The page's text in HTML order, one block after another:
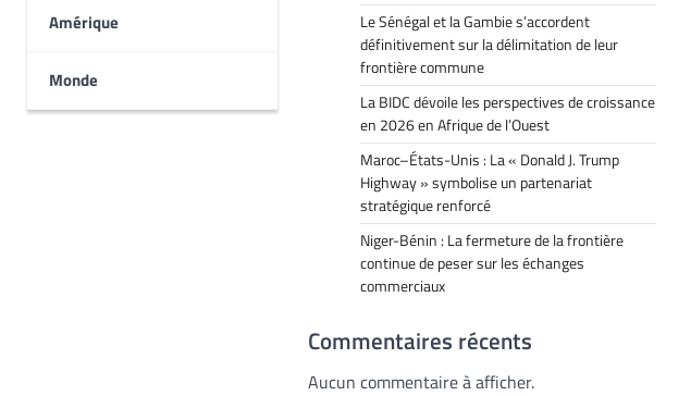
Amérique
Monde
Le Sénégal et la Gambie s’accordent
définitivement sur la délimitation de leur
frontière commune
La BIDC dévoile les perspectives de croissance
en 2026 en Afrique de l’Ouest
Maroc–États-Unis : La « Donald J. Trump
Highway » symbolise un partenariat
stratégique renforcé
Niger-Bénin : La fermeture de la frontière
continue de peser sur les échanges
commerciaux
Commentaires récents
Aucun commentaire à afficher.